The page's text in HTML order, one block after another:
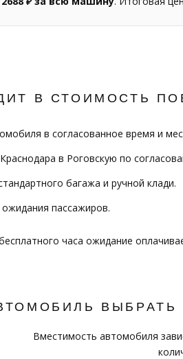
В СТОИМОСТЬ
в согласованное время и
в Роговскую по
багажа и ручной клади.
пассажиров.
часа ожидание
ВЫБРАТЬ
Вместимость автомобиля